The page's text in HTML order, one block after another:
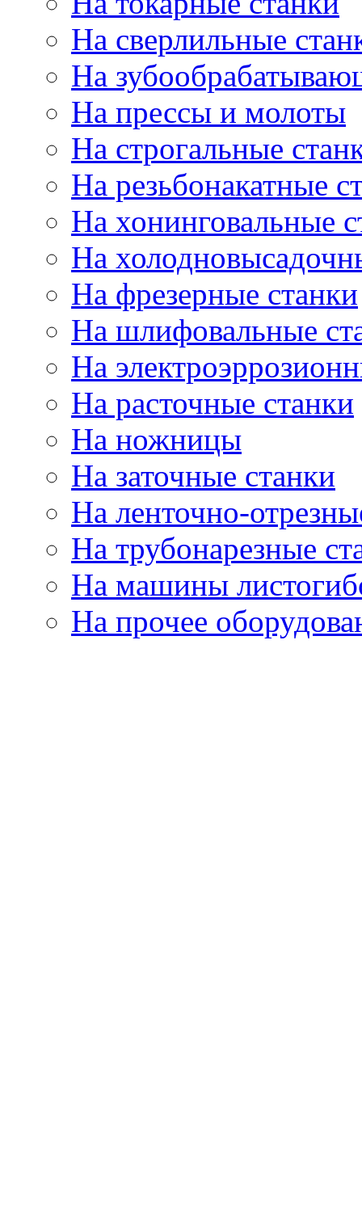
На сверлильные
На
На прессы и молоты
На строгальные
На резьбонакатные
На хонинговальные
На
На фрезерные станки
На шлифовальные
На
На расточные станки
На ножницы
На заточные станки
На ленточно-
На трубонарезные
На машины
На прочее